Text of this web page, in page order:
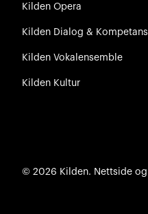
Kilden Opera
Kilden Dialog &
Kilden Vokalensemble
Kilden Kultur
© 2026 Kilden. Nettside